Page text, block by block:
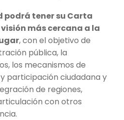
podrá tener su Carta
más cercana a la
, con el objetivo de
pública, la
los mecanismos de
participación ciudadana y
de regiones,
con otros